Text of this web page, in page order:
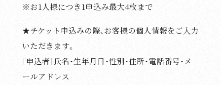
※お1人様につき1申込み最大4枚まで
★チケット申込みの際、お客様の個人情報をご入力
いただきます。
［申込者］氏名・生年月日・性別・住所・電話番号・メ
ールアドレス